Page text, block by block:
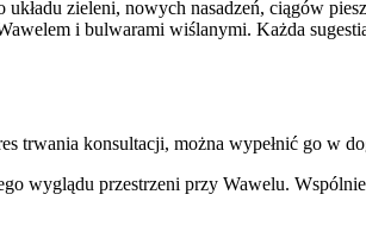
zieleni, nowych nasadzeń, ciągów
i bulwarami wiślanymi. Każda
trwania konsultacji, można wypełnić go w
wyglądu przestrzeni przy Wawelu.